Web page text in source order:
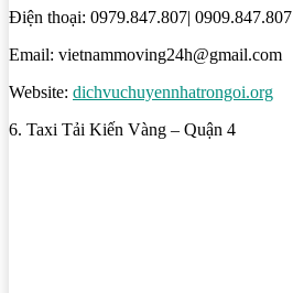
Điện thoại: 0979.847.807| 0909.847.807
Email: vietnammoving24h@gmail.com
Website: dichvuchuyennhatrongoi.org
6. Taxi Tải Kiến Vàng – Quận 4